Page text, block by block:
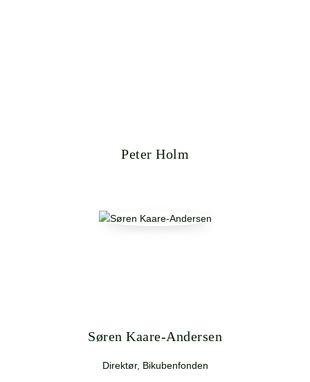
Peter Holm
Søren Kaare-Andersen
Direktør, Bikubenfonden